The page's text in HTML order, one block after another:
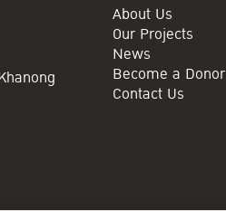
About Us
Our Projects
News
Become a Donor
Contact Us